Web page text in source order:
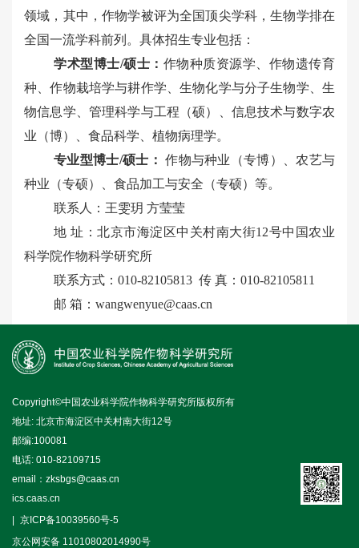
领域，其中，作物学被评为全国顶尖学科，生物学排在
全国一流学科前列。具体招生专业包括：
学术型博士/硕士： 作物种质资源学、作物遗传育
种、作物栽培学与耕作学、生物化学与分子生物学、生
物信息学、管理科学与工程（硕）、信息技术与数字农
业（博）、食品科学、植物病理学。
专业型博士/硕士： 作物与种业（专博）、农艺与
种业（专硕）、食品加工与安全（专硕）等。
联系人：王雯玥 方莹莹
地 址：北京市海淀区中关村南大街12号中国农业
科学院作物科学研究所
联系方式：010-82105813 传 真：010-82105811
邮 箱：wangwenyue@caas.cn
Copyright©中国农业科学院作物科学研究所版权所有
地址: 北京市海淀区中关村南大街12号
邮编:100081
电话: 010-82109715
email：zksbgs@caas.cn
ics.caas.cn
京ICP备10039560号-5
京公网安备 11010802014990号